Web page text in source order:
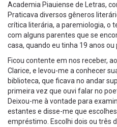
Academia Piauiense de Letras,
Praticava diversos gêneros
crítica literária, a paremiologia, o
com alguns parentes que se
casa, quando eu tinha 19 anos ou
Ficou contente em nos receber,
Clarice, e levou-me a conhecer
biblioteca, que ficava no andar
primeira vez que ouvi falar no
Deixou-me à vontade para
estantes e disse-me que
empréstimo. Escolhi dois ou três